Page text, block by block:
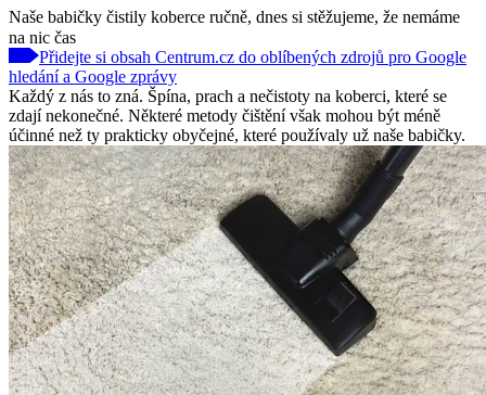
Naše babičky čistily koberce ručně, dnes si stěžujeme, že nemáme
na nic čas
Přidejte si obsah Centrum.cz do oblíbených zdrojů pro Google
hledání a Google zprávy
Každý z nás to zná. Špína, prach a nečistoty na koberci, které se
zdají nekonečné. Některé metody čištění však mohou být méně
účinné než ty prakticky obyčejné, které používaly už naše babičky.